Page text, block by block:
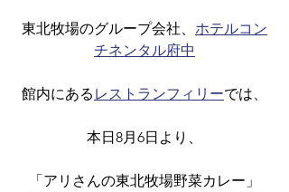
東北牧場のグループ会社、 ホテルコン
チネンタル府中
館内にある レストランフィリーでは、
本日8月6日より、
「アリさんの東北牧場野菜カレー」